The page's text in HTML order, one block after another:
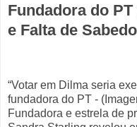
Fundadora do
e Falta de
“Votar em Dilma seria
fundadora do PT -
Fundadora e estrela de